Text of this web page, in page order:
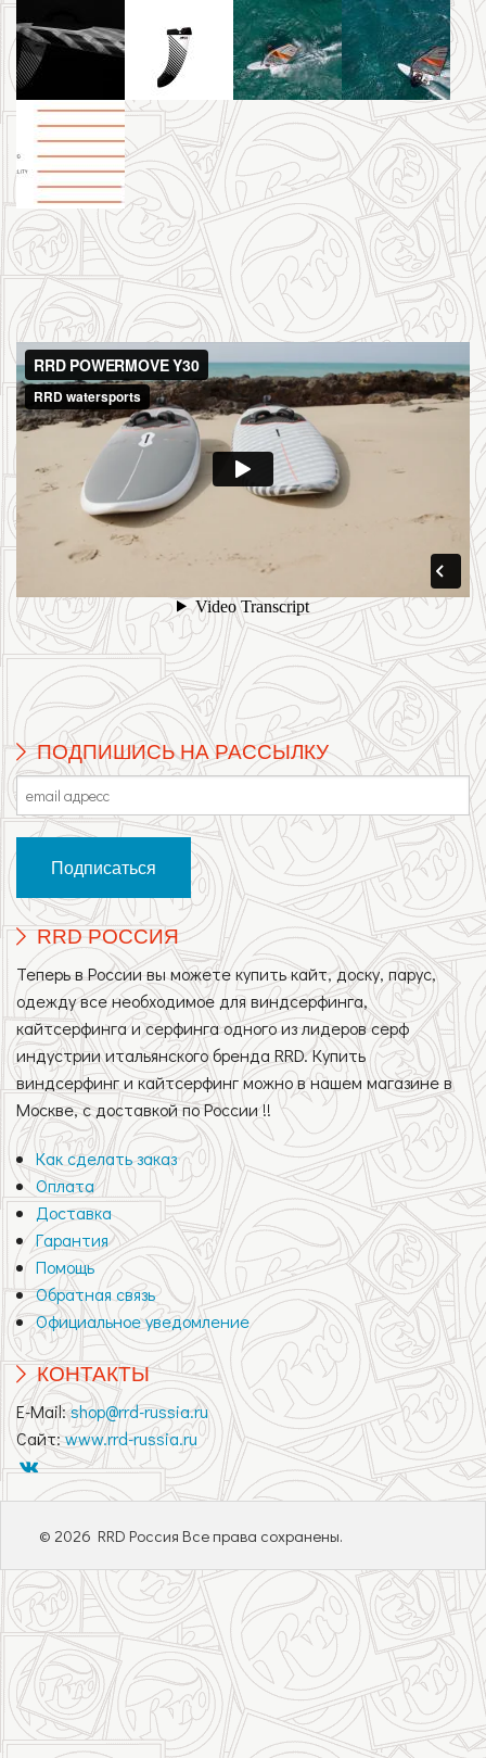
ПОДПИШИСЬ НА РАССЫЛКУ
RRD РОССИЯ
Теперь в России вы можете купить кайт, доску, парус,
одежду все необходимое для виндсерфинга,
кайтсерфинга и серфинга одного из лидеров серф
индустрии итальянского бренда RRD. Купить
виндсерфинг и кайтсерфинг можно в нашем магазине в
Москве, с доставкой по России !!
Как сделать заказ
Оплата
Доставка
Гарантия
Помощь
Обратная связь
Официальное уведомление
КОНТАКТЫ
E-Mail:shop@rrd-russia.ru
Сайт:www.rrd-russia.ru
© 2026 RRD Россия Все права сохранены.